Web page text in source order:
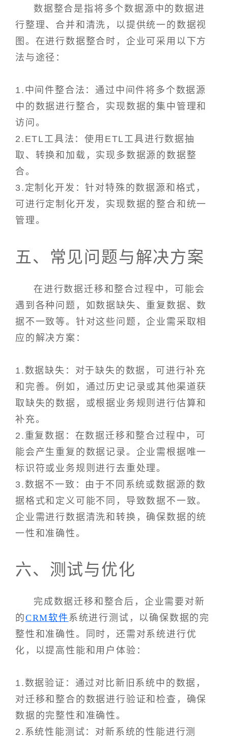
数据整合是指将多个数据源中的数据进
行整理、合并和清洗，以提供统一的数据视
图。在进行数据整合时，企业可采用以下方
法与途径：
1.中间件整合法：通过中间件将多个数据源
中的数据进行整合，实现数据的集中管理和
访问。
2.ETL工具法：使用ETL工具进行数据抽
取、转换和加载，实现多数据源的数据整
合。
3.定制化开发：针对特殊的数据源和格式，
可进行定制化开发，实现数据的整合和统一
管理。
五、常见问题与解决方案
在进行数据迁移和整合过程中，可能会
遇到各种问题，如数据缺失、重复数据、数
据不一致等。针对这些问题，企业需采取相
应的解决方案：
1.数据缺失：对于缺失的数据，可进行补充
和完善。例如，通过历史记录或其他渠道获
取缺失的数据，或根据业务规则进行估算和
补充。
2.重复数据：在数据迁移和整合过程中，可
能会产生重复的数据记录。企业需根据唯一
标识符或业务规则进行去重处理。
3.数据不一致：由于不同系统或数据源的数
据格式和定义可能不同，导致数据不一致。
企业需进行数据清洗和转换，确保数据的统
一性和准确性。
六、测试与优化
完成数据迁移和整合后，企业需要对新
的CRM软件系统进行测试，以确保数据的完
整性和准确性。同时，还需对系统进行优
化，以提高性能和用户体验：
1.数据验证：通过对比新旧系统中的数据，
对迁移和整合的数据进行验证和检查，确保
数据的完整性和准确性。
2.系统性能测试：对新系统的性能进行测